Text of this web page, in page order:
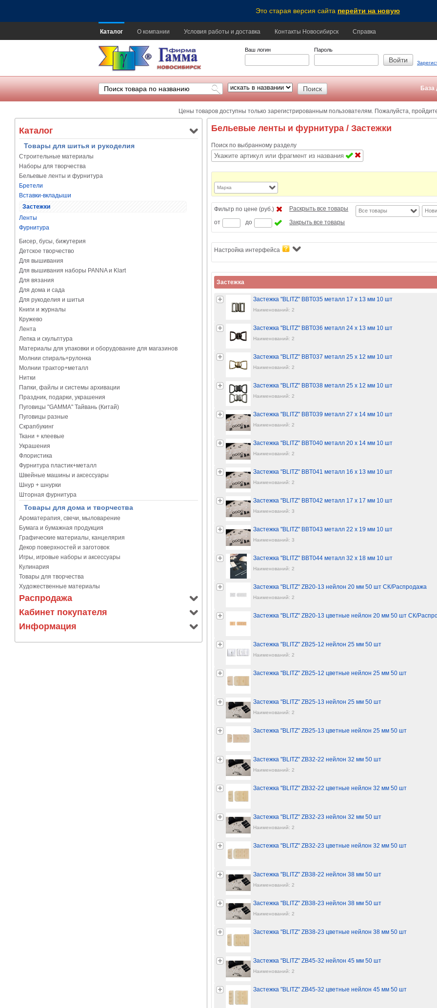
Это старая версия сайта перейти на новую
Каталог О компании Условия работы и доставка Контакты Новосибирск Справка
Ваш логин Пароль
База
Цены товаров доступны только зарегистрированным пользователям. Пожалуйста,
Каталог
Товары для шитья и рукоделия
Строительные материалы
Наборы для творчества
Бельевые ленты и фурнитура
Бретели
Вставки-вкладыши
Застежки
Ленты
Фурнитура
Бисер, бусы, бижутерия
Детское творчество
Для вышивания
Для вышивания наборы PANNA и Klart
Для вязания
Для дома и сада
Для рукоделия и шитья
Книги и журналы
Кружево
Лента
Лепка и скульптура
Материалы для упаковки и оборудование для магазинов
Молнии спираль+рулонка
Молнии трактор+металл
Нитки
Папки, файлы и системы архивации
Праздник, подарки, украшения
Пуговицы "GAMMA" Тайвань (Китай)
Пуговицы разные
Скрапбукинг
Ткани + клеевые
Украшения
Флористика
Фурнитура пластик+металл
Швейные машины и аксессуары
Шнур + шнурки
Шторная фурнитура
Товары для дома и творчества
Ароматерапия, свечи, мыловарение
Бумага и бумажная продукция
Графические материалы, канцелярия
Декор поверхностей и заготовок
Игры, игровые наборы и аксессуары
Кулинария
Товары для творчества
Художественные материалы
Распродажа
Кабинет покупателя
Информация
Бельевые ленты и фурнитура / Застежки
Поиск по выбранному разделу
Марка
Фильтр по цене (руб.)
от
до
Раскрыть все товары
Закрыть все товары
Все товары
Настройка интерфейса
Застежка
Застежка "BLITZ" BBT035 металл 17 х 13 мм 10 шт
Наименований: 2
Застежка "BLITZ" BBT036 металл 24 х 13 мм 10 шт
Наименований: 2
Застежка "BLITZ" BBT037 металл 25 х 12 мм 10 шт
Наименований: 2
Застежка "BLITZ" BBT038 металл 25 х 12 мм 10 шт
Наименований: 2
Застежка "BLITZ" BBT039 металл 27 х 14 мм 10 шт
Наименований: 2
Застежка "BLITZ" BBT040 металл 20 х 14 мм 10 шт
Наименований: 2
Застежка "BLITZ" BBT041 металл 16 х 13 мм 10 шт
Наименований: 2
Застежка "BLITZ" BBT042 металл 17 х 17 мм 10 шт
Наименований: 3
Застежка "BLITZ" BBT043 металл 22 х 19 мм 10 шт
Наименований: 3
Застежка "BLITZ" BBT044 металл 32 х 18 мм 10 шт
Наименований: 2
Застежка "BLITZ" ZB20-13 нейлон 20 мм 50 шт СК/Распродажа
Наименований: 2
Застежка "BLITZ" ZB20-13 цветные нейлон 20 мм 50 шт СК/
Застежка "BLITZ" ZB25-12 нейлон 25 мм 50 шт
Наименований: 2
Застежка "BLITZ" ZB25-12 цветные нейлон 25 мм 50 шт
Застежка "BLITZ" ZB25-13 нейлон 25 мм 50 шт
Наименований: 2
Застежка "BLITZ" ZB25-13 цветные нейлон 25 мм 50 шт
Застежка "BLITZ" ZB32-22 нейлон 32 мм 50 шт
Наименований: 2
Застежка "BLITZ" ZB32-22 цветные нейлон 32 мм 50 шт
Застежка "BLITZ" ZB32-23 нейлон 32 мм 50 шт
Наименований: 2
Застежка "BLITZ" ZB32-23 цветные нейлон 32 мм 50 шт
Застежка "BLITZ" ZB38-22 нейлон 38 мм 50 шт
Наименований: 2
Застежка "BLITZ" ZB38-23 нейлон 38 мм 50 шт
Наименований: 2
Застежка "BLITZ" ZB38-23 цветные нейлон 38 мм 50 шт
Застежка "BLITZ" ZB45-32 нейлон 45 мм 50 шт
Наименований: 2
Застежка "BLITZ" ZB45-32 цветные нейлон 45 мм 50 шт